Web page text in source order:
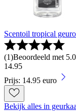
Scentoil tropical
(1)Beoordeeld met
14.95
Prijs: 14.95 euro
Bekijk alles in